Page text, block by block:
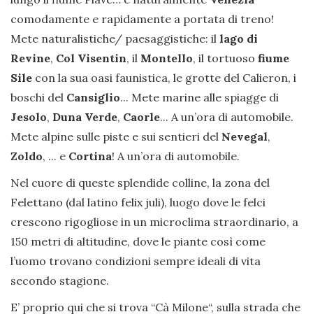
comodamente e rapidamente a portata di treno!
Mete naturalistiche/ paesaggistiche: il lago di
Revine, Col Visentin, il Montello, il tortuoso fiume
Sile con la sua oasi faunistica, le grotte del Calieron, i
boschi del Cansiglio... Mete marine alle spiagge di
Jesolo, Duna Verde, Caorle... A un’ora di automobile.
Mete alpine sulle piste e sui sentieri del Nevegal,
Zoldo, ... e Cortina! A un’ora di automobile.
Nel cuore di queste splendide colline, la zona del
Felettano (dal latino felix juli), luogo dove le felci
crescono rigogliose in un microclima straordinario, a
150 metri di altitudine, dove le piante così come
l’uomo trovano condizioni sempre ideali di vita
secondo stagione.
E’ proprio qui che si trova “Cà Milone“, sulla strada che